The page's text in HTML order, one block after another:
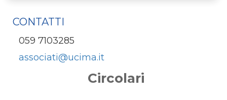
CONTATTI
059 7103285
associati@ucima.it
Circolari